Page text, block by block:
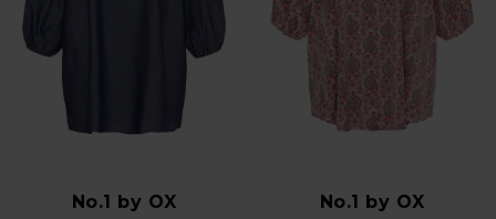
No.1 by OX No.1 by OX